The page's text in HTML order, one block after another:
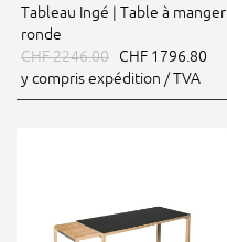
Tableau Ingé | Table à manger
ronde
CHF 2246.00 CHF 1796.80
y compris expédition / TVA